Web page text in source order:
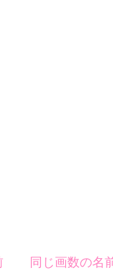
同じ画数の名